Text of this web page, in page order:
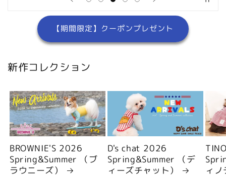
【期間限定】クーポンプレゼント
新作コレクション
BROWNIE'S 2026
Spring&Summer （ブ
ラウニーズ）
D's chat 2026
Spring&Summer （デ
ィーズチャット）
ィ